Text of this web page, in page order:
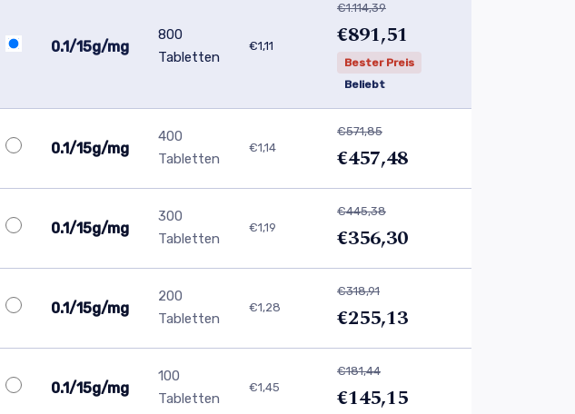
0.1/15g/mg
800
Tabletten
€1,11
€1.114,39
€891,51
Bester Preis
Beliebt
0.1/15g/mg
400
Tabletten
€1,14
€571,85
€457,48
0.1/15g/mg
300
Tabletten
€1,19
€445,38
€356,30
0.1/15g/mg
200
Tabletten
€1,28
€318,91
€255,13
0.1/15g/mg
100
Tabletten
€1,45
€181,44
€145,15